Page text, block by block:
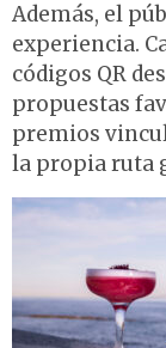
Además, el
experiencia.
códigos QR
propuestas
premios
la propia ruta